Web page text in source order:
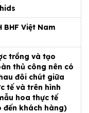
BHF Việt Nam
trồng và tạo
thủ công nên có
đôi chút giữa
tế và trên hình
hoa thực tế
đến khách hàng)